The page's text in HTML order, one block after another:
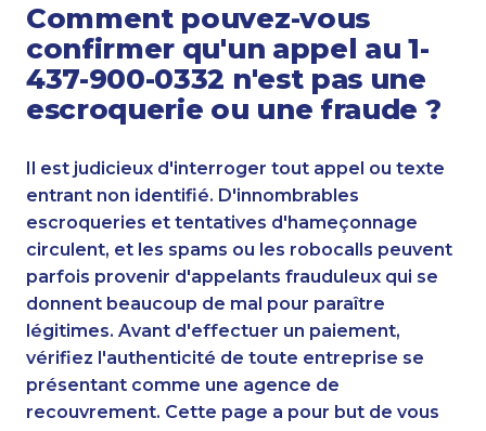
Comment pouvez-vous
confirmer qu'un appel au 1-
437-900-0332 n'est pas une
escroquerie ou une fraude ?
Il est judicieux d'interroger tout appel ou texte
entrant non identifié. D'innombrables
escroqueries et tentatives d'hameçonnage
circulent, et les spams ou les robocalls peuvent
parfois provenir d'appelants frauduleux qui se
donnent beaucoup de mal pour paraître
légitimes. Avant d'effectuer un paiement,
vérifiez l'authenticité de toute entreprise se
présentant comme une agence de
recouvrement. Cette page a pour but de vous